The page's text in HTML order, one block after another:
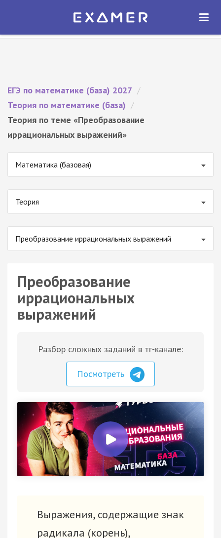
Экзамер — ЕГЭ 2027
ОТКРЫТЬ
ЕГЭ по математике (база) 2027 /
Теория по математике (база) /
Теория по теме «Преобразование
иррациональных выражений»
Математика (базовая)
Теория
Преобразование иррациональных выражений
Преобразование
иррациональных
выражений
Разбор сложных заданий в тг-канале:
Посмотреть
Выражения, содержащие знак
радикала (корень),